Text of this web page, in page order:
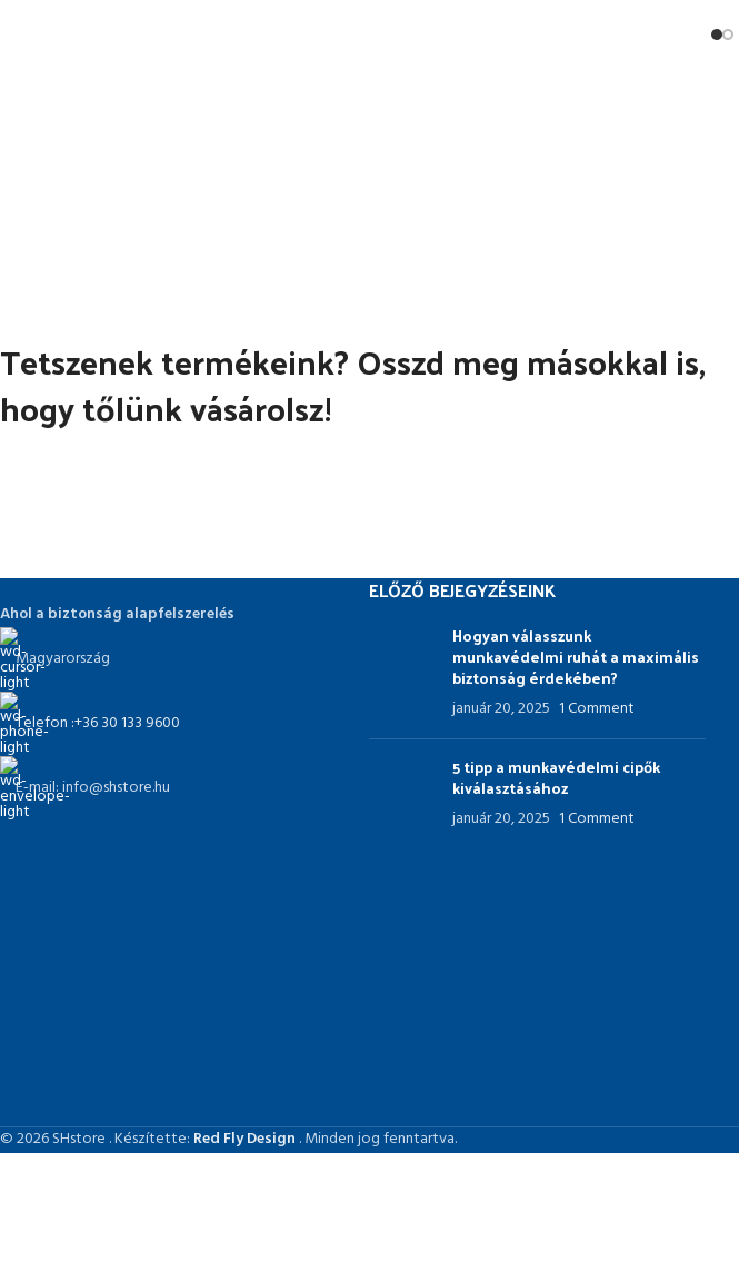
Tetszenek termékeink? Osszd meg másokkal is,
hogy tőlünk vásárolsz!
Ahol a biztonság alapfelszerelés
Magyarország
Telefon :+36 30 133 9600
E-mail: info@shstore.hu
ELŐZŐ BEJEGYZÉSEINK
Hogyan válasszunk
munkavédelmi ruhát a maximális
biztonság érdekében?
január 20, 2025 1 Comment
5 tipp a munkavédelmi cipők
kiválasztásához
január 20, 2025 1 Comment
© 2026 SHstore . Készítette: Red Fly Design . Minden jog fenntartva.